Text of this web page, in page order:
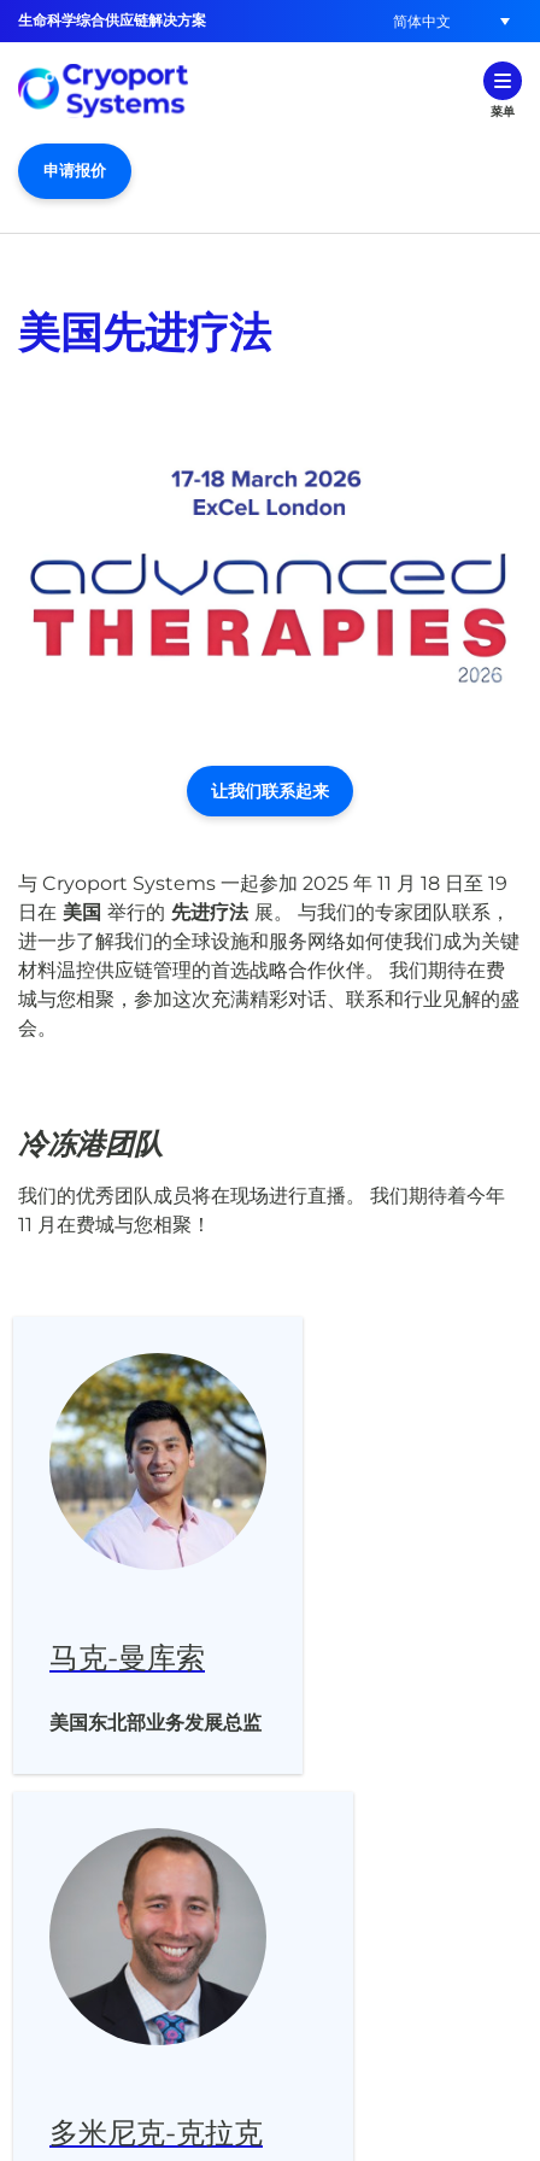
生命科学综合供应链解决方案 简体中文
菜单
申请报价
美国先进疗法
让我们联系起来
与 Cryoport Systems 一起参加 2025 年 11 月 18 日至 19
日在 美国 举行的 先进疗法 展。 与我们的专家团队联系，
进一步了解我们的全球设施和服务网络如何使我们成为关键
材料温控供应链管理的首选战略合作伙伴。 我们期待在费
城与您相聚，参加这次充满精彩对话、联系和行业见解的盛
会。
冷冻港团队
我们的优秀团队成员将在现场进行直播。 我们期待着今年
11 月在费城与您相聚！
马克-曼库索
美国东北部业务发展总监
多米尼克-克拉克